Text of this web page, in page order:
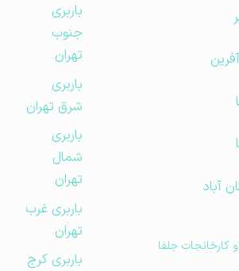
جلفا
باربری
جنوب
تهران
باربری
شرق تهران
باربری
شمال
تهران
باربری غرب
تهران
باربری کرج